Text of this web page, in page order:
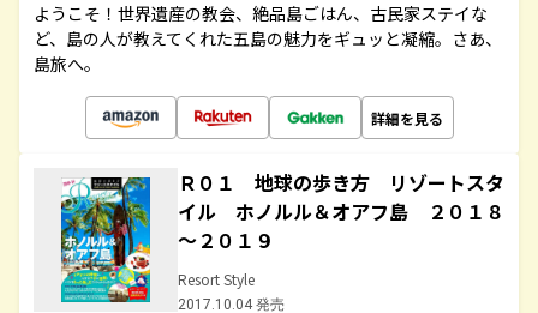
ようこそ！世界遺産の教会、絶品島ごはん、古民家ステイな
ど、島の人が教えてくれた五島の魅力をギュッと凝縮。さあ、
島旅へ。
詳細を見る
Ｒ０１ 地球の歩き方 リゾートスタ
イル ホノルル＆オアフ島 ２０１８
～２０１９
Resort Style
2017.10.04 発売